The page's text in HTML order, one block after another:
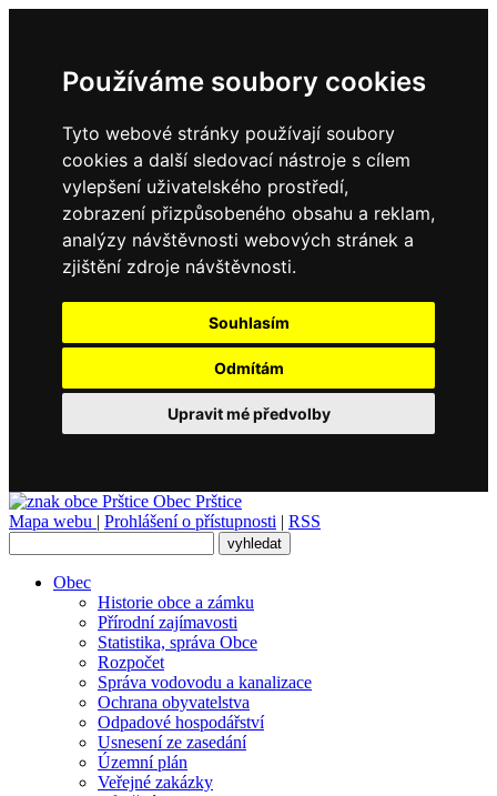
Používáme soubory cookies
Tyto webové stránky používají soubory
cookies a další sledovací nástroje s cílem
vylepšení uživatelského prostředí,
zobrazení přizpůsobeného obsahu a reklam,
analýzy návštěvnosti webových stránek a
zjištění zdroje návštěvnosti.
Souhlasím
Odmítám
Upravit mé předvolby
Obec Prštice
Mapa webu | Prohlášení o přístupnosti | RSS
Obec
Historie obce a zámku
Přírodní zajímavosti
Statistika, správa Obce
Rozpočet
Správa vodovodu a kanalizace
Ochrana obyvatelstva
Odpadové hospodářství
Usnesení ze zasedání
Územní plán
Veřejné zakázky